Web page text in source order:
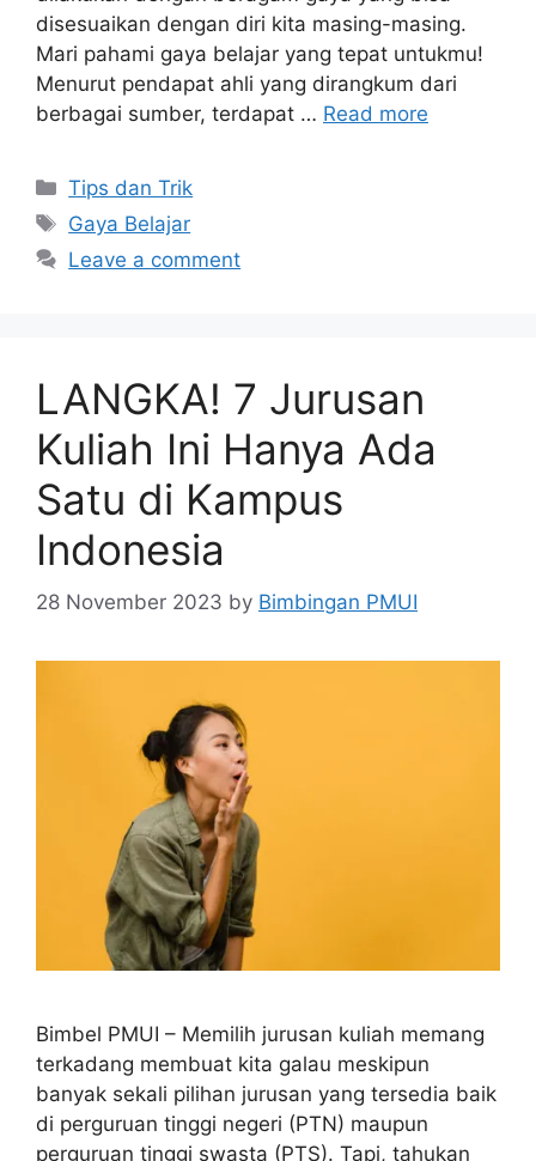
disesuaikan dengan diri kita masing-masing.
Mari pahami gaya belajar yang tepat untukmu!
Menurut pendapat ahli yang dirangkum dari
berbagai sumber, terdapat … Read more
Tips dan Trik
Gaya Belajar
Leave a comment
LANGKA! 7 Jurusan
Kuliah Ini Hanya Ada
Satu di Kampus
Indonesia
28 November 2023 by Bimbingan PMUI
Bimbel PMUI – Memilih jurusan kuliah memang
terkadang membuat kita galau meskipun
banyak sekali pilihan jurusan yang tersedia baik
di perguruan tinggi negeri (PTN) maupun
perguruan tinggi swasta (PTS). Tapi, tahukan